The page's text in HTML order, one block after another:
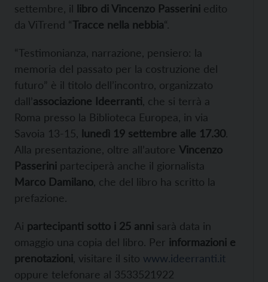
settembre, il libro di Vincenzo Passerini edito
da ViTrend “Tracce nella nebbia“.
“Testimonianza, narrazione, pensiero: la
memoria del passato per la costruzione del
futuro” è il titolo dell’incontro, organizzato
dall’associazione Ideerranti , che si terrà a
Roma presso la Biblioteca Europea, in via
Savoia 13-15, lunedì 19 settembre alle 17.30.
Alla presentazione, oltre all’autore Vincenzo
Passerini parteciperà anche il giornalista
Marco Damilano , che del libro ha scritto la
prefazione.
Ai partecipanti sotto i 25 anni sarà data in
omaggio una copia del libro. Per informazioni e
prenotazioni , visitare il sito www.ideerranti.it
oppure telefonare al 3533521922